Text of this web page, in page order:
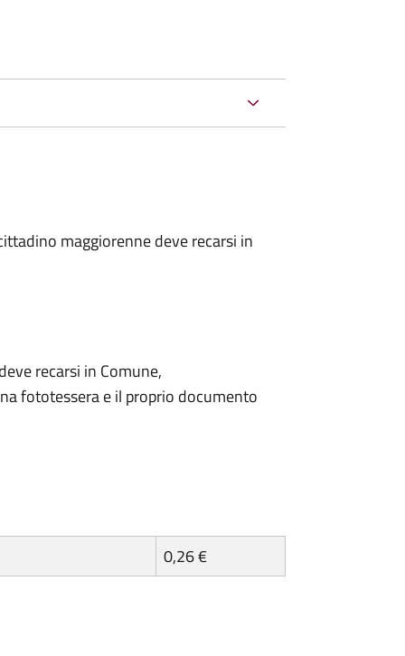
maggiorenne deve recarsi in
recarsi in Comune,
fototessera e il proprio documento
0,26 €